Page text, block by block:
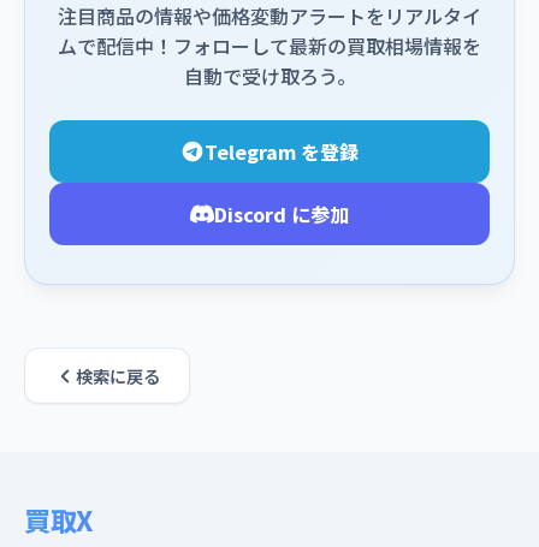
注目商品の情報や価格変動アラートをリアルタイ
ムで配信中！フォローして最新の買取相場情報を
自動で受け取ろう。
Telegram を登録
Discord に参加
検索に戻る
買取X